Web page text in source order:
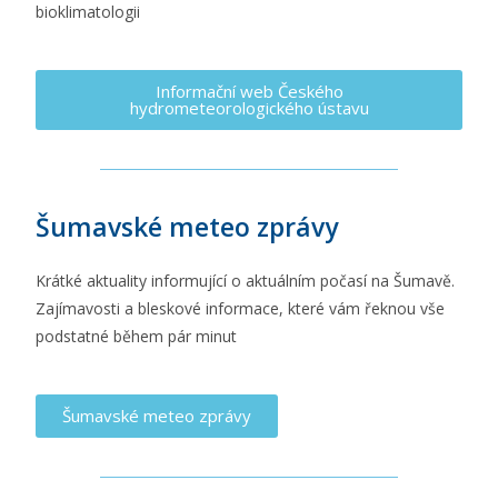
bioklimatologii
Informační web Českého
hydrometeorologického ústavu
Šumavské meteo zprávy
Krátké aktuality informující o aktuálním počasí na Šumavě.
Zajímavosti a bleskové informace, které vám řeknou vše
podstatné během pár minut
Šumavské meteo zprávy